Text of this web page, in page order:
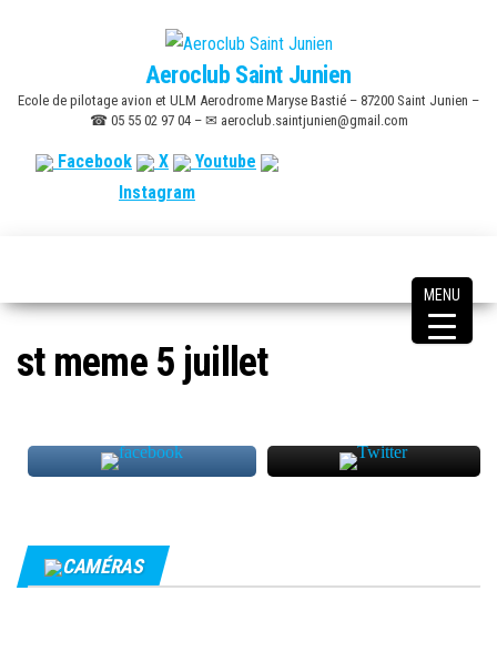
content
Aeroclub Saint Junien
Ecole de pilotage avion et ULM Aerodrome Maryse Bastié – 87200 Saint Junien –
☎ 05 55 02 97 04 – ✉ aeroclub.saintjunien@gmail.com
Facebook X
Youtube
Instagram
st meme 5 juillet
CAMÉRAS
MENU